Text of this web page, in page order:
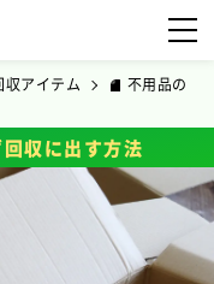
収アイテム
不用品の
収に出す方法